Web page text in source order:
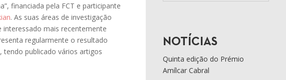
financiada pela FCT e participante
. As suas áreas de investigação
mais recentemente
regularmente o resultado
tendo publicado vários artigos
NOTÍCIAS
Quinta edição do Prémio
Amílcar Cabral